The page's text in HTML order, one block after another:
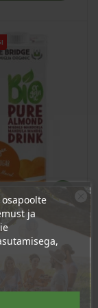
Hind
ja